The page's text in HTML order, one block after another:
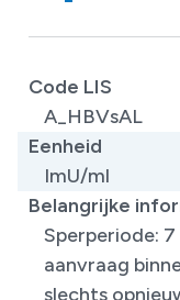
Code LIS
A_HBVsAL
Eenheid
ImU/ml
Belangrijke
Sperperiode:
aanvraag
slechts